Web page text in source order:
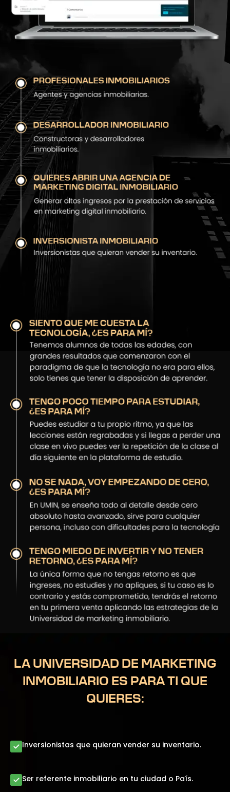
LA UNIVERSIDAD DE MARKETING
INMOBILIARIO ES PARA TI QUE
QUIERES:
Inversionistas que quieran vender su inventario.
Ser referente inmobiliario en tu ciudad o País.